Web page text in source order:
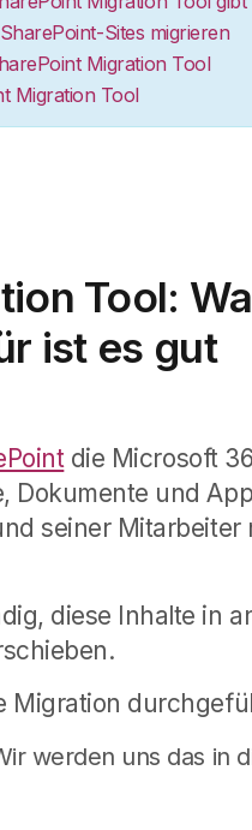
Sites migrieren
Migration Tool
Migration Tool
Tool:
ist es gut
die Microsoft
Dokumente und
seiner Mitarbeiter
diese Inhalte in
Migration
werden uns das in